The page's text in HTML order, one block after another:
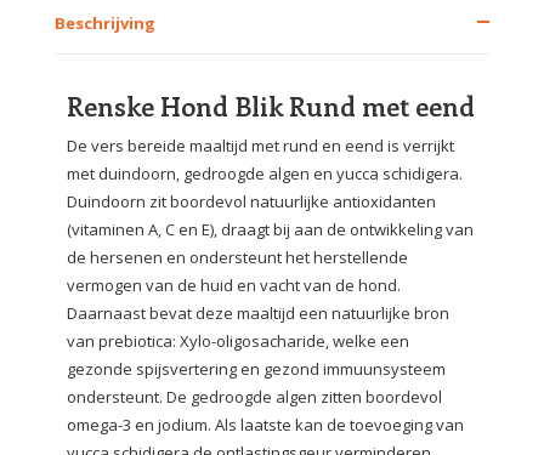
Beschrijving
Renske Hond Blik Rund met eend
De vers bereide maaltijd met rund en eend is verrijkt
met duindoorn, gedroogde algen en yucca schidigera.
Duindoorn zit boordevol natuurlijke antioxidanten
(vitaminen A, C en E), draagt bij aan de ontwikkeling van
de hersenen en ondersteunt het herstellende
vermogen van de huid en vacht van de hond.
Daarnaast bevat deze maaltijd een natuurlijke bron
van prebiotica: Xylo-oligosacharide, welke een
gezonde spijsvertering en gezond immuunsysteem
ondersteunt. De gedroogde algen zitten boordevol
omega-3 en jodium. Als laatste kan de toevoeging van